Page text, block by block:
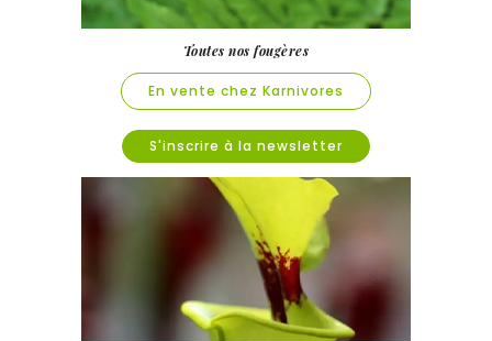
Toutes nos fougères
En vente chez Karnivores
S'inscrire à la newsletter